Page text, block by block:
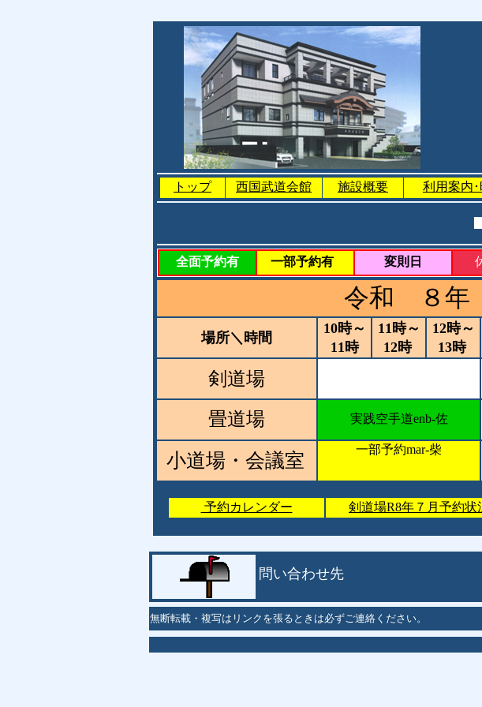
トップ 西国武道会館 施設概要 利用案内･
全面予約有 一部予約有 変則日
令和 ８
場所＼時間
10時～
11時
11時～
12時
12時～
13時
剣道場
畳道場
実践空手道enb-佐
小道場・会議室
一部予約mar-柴
予約カレンダー 剣道場R8年７月予約状
問い合わせ先
無断転載・複写はリンクを張るときは必ずご連絡ください。